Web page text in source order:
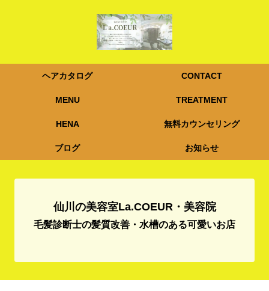
ヘアカタログ CONTACT
MENU TREATMENT
HENA 無料カウンセリング
ブログ お知らせ
仙川の美容室La.COEUR・美容院
毛髪診断士の髪質改善・水槽のある可愛いお店